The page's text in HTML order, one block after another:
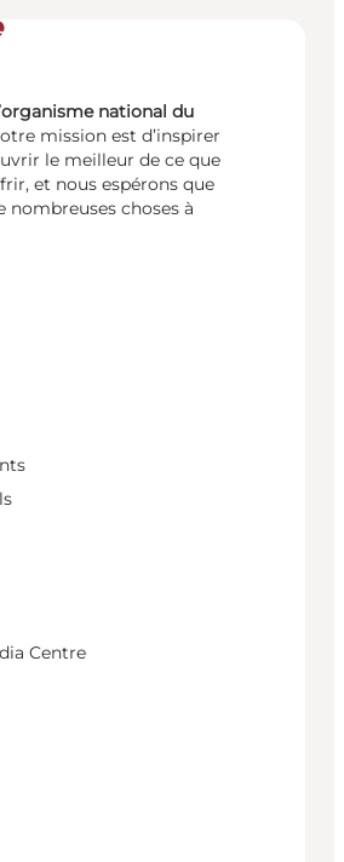
national du
mission est d’inspirer
le meilleur de ce que
et nous espérons que
nombreuses choses à
Centre